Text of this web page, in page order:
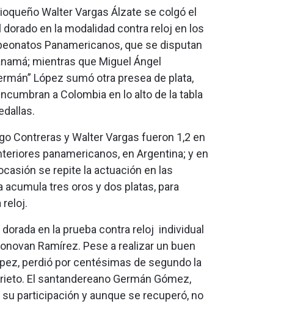
Walter Vargas Álzate se colgó el
dorado en la modalidad contra reloj en los
Panamericanos, que se disputan
mientras que Miguel Ángel
López sumó otra presea de plata,
a Colombia en lo alto de la tabla
Contreras y Walter Vargas fueron 1,2 en
panamericanos, en Argentina; y en
se repite la actuación en las
tres oros y dos platas, para
reloj.
en la prueba contra reloj individual
Ramírez. Pese a realizar un buen
perdió por centésimas de segundo la
El santandereano Germán Gómez,
participación y aunque se recuperó, no